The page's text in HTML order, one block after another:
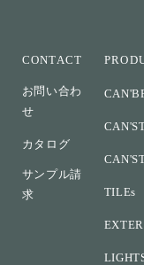
CONTACT
お問い合わ
せ
カタログ
サンプル請
求
TILEs
LIGHTS